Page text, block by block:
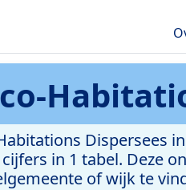
Dispersees
in 1 tabel. Deze
of wijk te